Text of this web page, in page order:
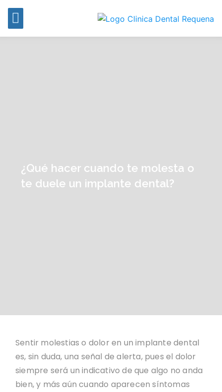
¿Qué hacer cuando te molesta o
te duele un implante dental?
Sentir molestias o dolor en un implante dental
es, sin duda, una señal de alerta, pues el dolor
siempre será un indicativo de que algo no anda
bien, y más aún cuando aparecen síntomas